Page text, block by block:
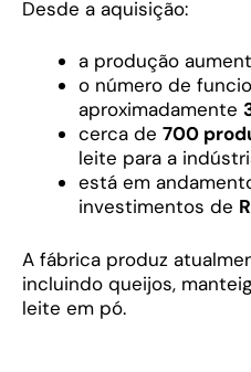
Desde a aquisição:
a produção
o número de
aproximadamente
cerca de 700
leite para a
está em
investimentos de
A fábrica produz
incluindo queijos,
leite em pó.